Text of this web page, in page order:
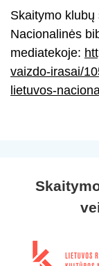
Skaitymo
Nacionalinės
mediatekoje:
vaizdo-irasai/
lietuvos-